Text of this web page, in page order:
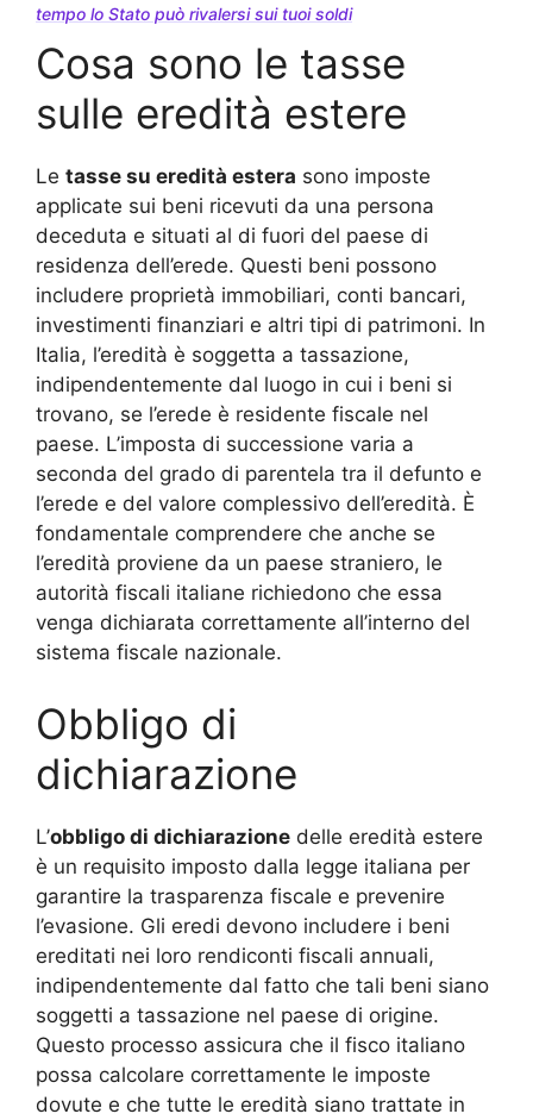
tempo lo Stato può rivalersi sui tuoi soldi
Cosa sono le tasse
sulle eredità estere
Le tasse su eredità estera sono imposte
applicate sui beni ricevuti da una persona
deceduta e situati al di fuori del paese di
residenza dell’erede. Questi beni possono
includere proprietà immobiliari, conti bancari,
investimenti finanziari e altri tipi di patrimoni. In
Italia, l’eredità è soggetta a tassazione,
indipendentemente dal luogo in cui i beni si
trovano, se l’erede è residente fiscale nel
paese. L’imposta di successione varia a
seconda del grado di parentela tra il defunto e
l’erede e del valore complessivo dell’eredità. È
fondamentale comprendere che anche se
l’eredità proviene da un paese straniero, le
autorità fiscali italiane richiedono che essa
venga dichiarata correttamente all’interno del
sistema fiscale nazionale.
Obbligo di
dichiarazione
L’obbligo di dichiarazione delle eredità estere
è un requisito imposto dalla legge italiana per
garantire la trasparenza fiscale e prevenire
l’evasione. Gli eredi devono includere i beni
ereditati nei loro rendiconti fiscali annuali,
indipendentemente dal fatto che tali beni siano
soggetti a tassazione nel paese di origine.
Questo processo assicura che il fisco italiano
possa calcolare correttamente le imposte
dovute e che tutte le eredità siano trattate in